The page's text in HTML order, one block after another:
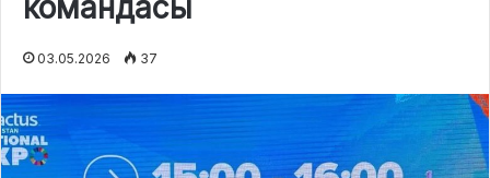
командасы
03.05.2026 37